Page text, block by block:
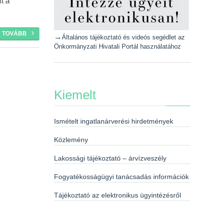
TOVÁBB → Általános tájékoztató és videós segédlet az
Önkormányzati Hivatali Portál használatához
Kiemelt
Ismételt ingatlanárverési hirdetmények
Közlemény
Lakossági tájékoztató – árvízveszély
Fogyatékosságügyi tanácsadás információk
Tájékoztató az elektronikus ügyintézésről